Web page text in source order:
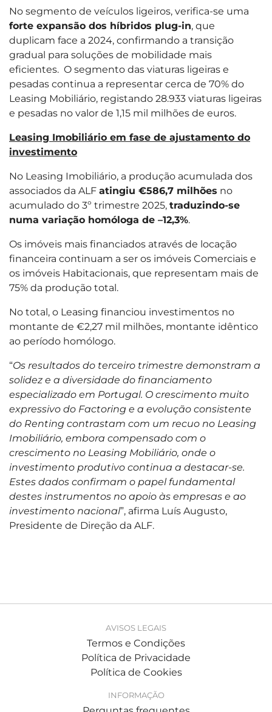
No segmento de veículos ligeiros, verifica-se uma
forte expansão dos híbridos plug-in, que
duplicam face a 2024, confirmando a transição
gradual para soluções de mobilidade mais
eficientes. O segmento das viaturas ligeiras e
pesadas continua a representar cerca de 70% do
Leasing Mobiliário, registando 28.933 viaturas ligeiras
e pesadas no valor de 1,15 mil milhões de euros.
Leasing Imobiliário em fase de ajustamento do
investimento
No Leasing Imobiliário, a produção acumulada dos
associados da ALF atingiu €586,7 milhões no
acumulado do 3º trimestre 2025, traduzindo-se
numa variação homóloga de –12,3%.
Os imóveis mais financiados através de locação
financeira continuam a ser os imóveis Comerciais e
os imóveis Habitacionais, que representam mais de
75% da produção total.
No total, o Leasing financiou investimentos no
montante de €2,27 mil milhões, montante idêntico
ao período homólogo.
“Os resultados do terceiro trimestre demonstram a
solidez e a diversidade do financiamento
especializado em Portugal. O crescimento muito
expressivo do Factoring e a evolução consistente
do Renting contrastam com um recuo no Leasing
Imobiliário, embora compensado com o
crescimento no Leasing Mobiliário, onde o
investimento produtivo continua a destacar-se.
Estes dados confirmam o papel fundamental
destes instrumentos no apoio às empresas e ao
investimento nacional”, afirma Luís Augusto,
Presidente de Direção da ALF.
AVISOS LEGAIS
Termos e Condições
Política de Privacidade
Política de Cookies
INFORMAÇÃO